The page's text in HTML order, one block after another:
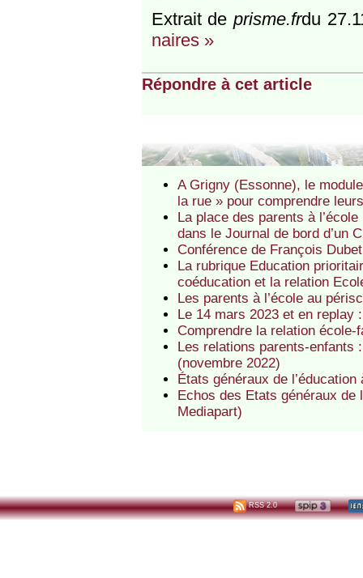
Extrait de prisme.frdu
naires »
Répondre à cet article
A Grigny (Essonne), le
la rue » pour comprendre
La place des parents à
dans le Journal de bord d’un
Conférence de François
La rubrique Education
coéducation et la relation
Les parents à l’école au
Le 14 mars 2023 et en replay
Comprendre la relation
Les relations parents-
(novembre 2022)
États généraux de
Echos des Etats généraux de
Mediapart)
RSS 2.0